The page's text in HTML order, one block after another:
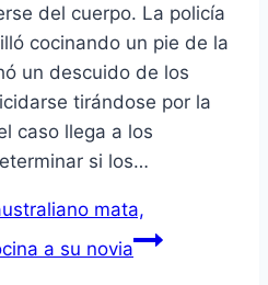
del cuerpo. La policía
cocinando un pie de la
un descuido de los
tirándose por la
caso llega a los
si los…
mata,
a su novia